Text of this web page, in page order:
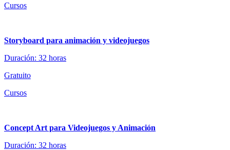
Cursos
Storyboard para animación y videojuegos
Duración: 32 horas
Gratuito
Cursos
Concept Art para Videojuegos y Animación
Duración: 32 horas